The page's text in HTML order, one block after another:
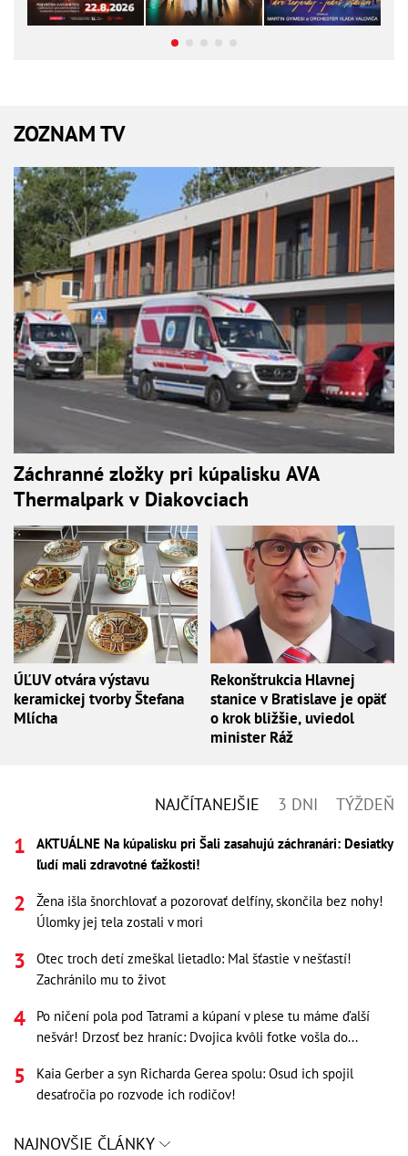
ZOZNAM TV
Záchranné zložky pri kúpalisku AVA
Thermalpark v Diakovciach
ÚĽUV otvára výstavu
keramickej tvorby Štefana
Mlícha
Rekonštrukcia Hlavnej
stanice v Bratislave je opäť
o krok bližšie, uviedol
minister Ráž
NAJČÍTANEJŠIE 3 DNI TÝŽDEŇ
AKTUÁLNE Na kúpalisku pri Šali zasahujú záchranári: Desiatky
ľudí mali zdravotné ťažkosti!
Žena išla šnorchlovať a pozorovať delfíny, skončila bez nohy!
Úlomky jej tela zostali v mori
Otec troch detí zmeškal lietadlo: Mal šťastie v nešťastí!
Zachránilo mu to život
Po ničení pola pod Tatrami a kúpaní v plese tu máme ďalší
nešvár! Drzosť bez hraníc: Dvojica kvôli fotke vošla do...
Kaia Gerber a syn Richarda Gerea spolu: Osud ich spojil
desaťročia po rozvode ich rodičov!
NAJNOVŠIE ČLÁNKY